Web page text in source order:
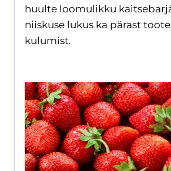
huulte loomulikku
niiskuse lukus ka pärast
kulumist.